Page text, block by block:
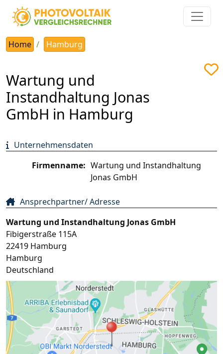
Home Hamburg
Wartung und
Instandhaltung Jonas
GmbH in Hamburg
Unternehmensdaten
Firmenname: Wartung und Instandhaltung
Jonas GmbH
Ansprechpartner/ Adresse
Wartung und Instandhaltung Jonas GmbH
Fibigerstraße 115A
22419 Hamburg
Hamburg
Deutschland